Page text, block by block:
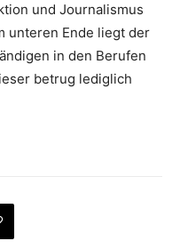
und Journalismus
unteren Ende liegt der
in den Berufen
betrug lediglich